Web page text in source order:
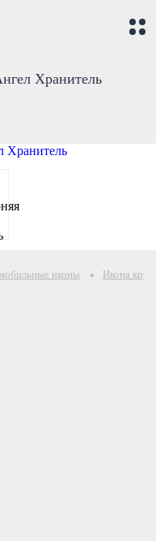
Хранитель
иконы Икона